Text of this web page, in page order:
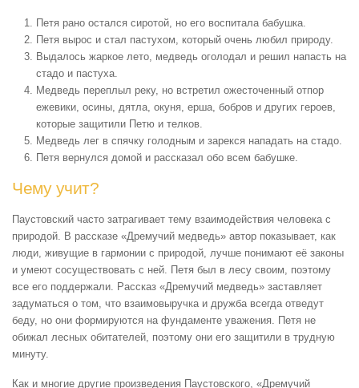
Петя рано остался сиротой, но его воспитала бабушка.
Петя вырос и стал пастухом, который очень любил природу.
Выдалось жаркое лето, медведь оголодал и решил напасть на
стадо и пастуха.
Медведь переплыл реку, но встретил ожесточенный отпор
ежевики, осины, дятла, окуня, ерша, бобров и других героев,
которые защитили Петю и телков.
Медведь лег в спячку голодным и зарекся нападать на стадо.
Петя вернулся домой и рассказал обо всем бабушке.
Чему учит?
Паустовский часто затрагивает тему взаимодействия человека с
природой. В рассказе «Дремучий медведь» автор показывает, как
люди, живущие в гармонии с природой, лучше понимают её законы
и умеют сосуществовать с ней. Петя был в лесу своим, поэтому
все его поддержали. Рассказ «Дремучий медведь» заставляет
задуматься о том, что взаимовыручка и дружба всегда отведут
беду, но они формируются на фундаменте уважения. Петя не
обижал лесных обитателей, поэтому они его защитили в трудную
минуту.
Как и многие другие произведения Паустовского, «Дремучий